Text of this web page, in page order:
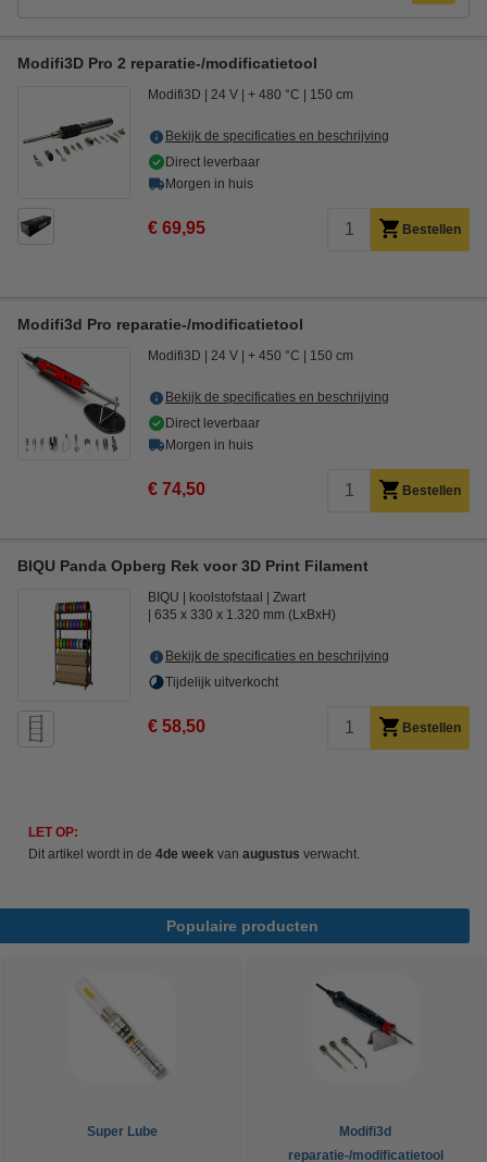
Modifi3D Pro 2 reparatie-/modificatietool
Modifi3D 24 V + 480 °C 150 cm
Bekijk de specificaties en beschrijving
Direct leverbaar
Morgen in huis
€ 69,95 Bestellen
Modifi3d Pro reparatie-/modificatietool
Modifi3D 24 V + 450 °C 150 cm
Bekijk de specificaties en beschrijving
Direct leverbaar
Morgen in huis
€ 74,50 Bestellen
BIQU Panda Opberg Rek voor 3D Print Filament
BIQU koolstofstaal
Zwart
635 x 330 x 1.320 mm (LxBxH)
Bekijk de specificaties en beschrijving
Tijdelijk uitverkocht
€ 58,50 Bestellen
LET OP:
Dit artikel wordt in de 4de week van augustus verwacht.
Populaire producten
Super Lube
Modifi3d
reparatie-/modificatietool